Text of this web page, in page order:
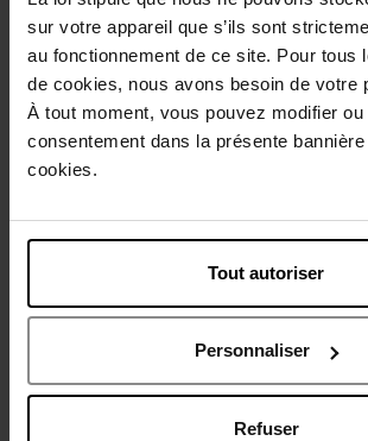
sur votre appareil que s’ils sont
au fonctionnement de ce site. Pour tous
de cookies, nous avons besoin de votre
À tout moment, vous pouvez modifier
consentement dans la présente
cookies.
Tout autoriser
Personnaliser
Refuser
Description